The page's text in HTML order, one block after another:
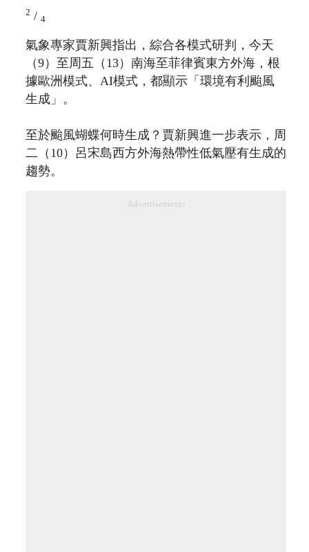
2 / 4
氣象專家賈新興指出，綜合各模式研判，今天
（9）至周五（13）南海至菲律賓東方外海，根
據歐洲模式、AI模式，都顯示「環境有利颱風
生成」。
至於颱風蝴蝶何時生成？賈新興進一步表示，周
二（10）呂宋島西方外海熱帶性低氣壓有生成的
趨勢。
Advertisements